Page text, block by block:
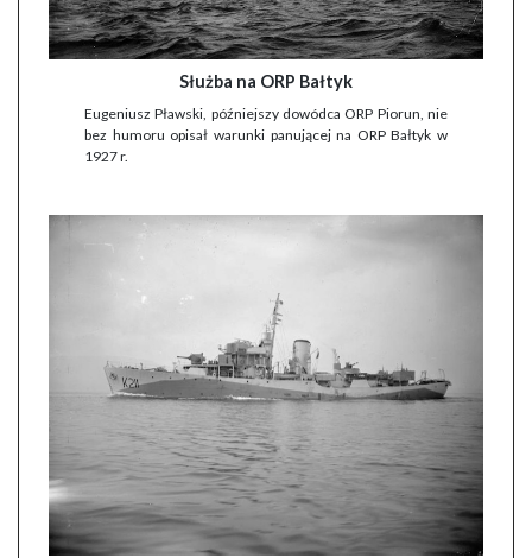
Służba na ORP Bałtyk
Eugeniusz Pławski, późniejszy dowódca ORP Piorun, nie
bez humoru opisał warunki panującej na ORP Bałtyk w
1927 r.